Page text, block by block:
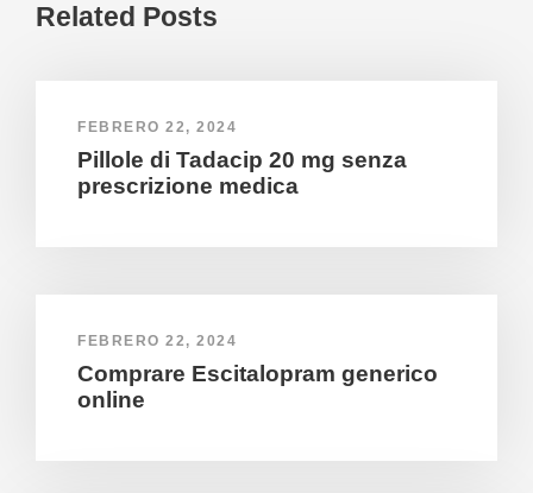
Related Posts
FEBRERO 22, 2024
Pillole di Tadacip 20 mg senza
prescrizione medica
FEBRERO 22, 2024
Comprare Escitalopram generico
online